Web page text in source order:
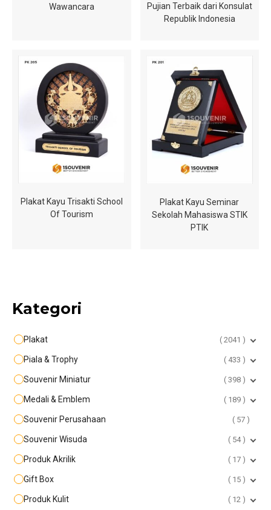
Wawancara
Pujian Terbaik dari Konsulat
Republik Indonesia
Plakat Kayu Trisakti School
Of Tourism
Plakat Kayu Seminar
Sekolah Mahasiswa STIK
PTIK
Kategori
Plakat 2041
Piala & Trophy 433
Souvenir Miniatur 398
Medali & Emblem 189
Souvenir Perusahaan 57
Souvenir Wisuda 54
Produk Akrilik 17
Gift Box 15
Produk Kulit 12